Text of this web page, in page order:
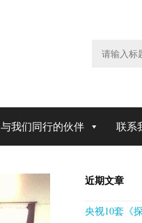
与我们同行的伙伴 联系
近期文章
央视10套《